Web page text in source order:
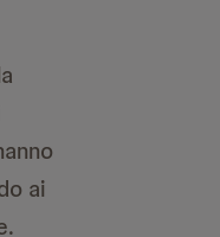
ai